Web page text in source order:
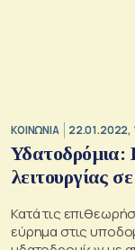
ΚΟΙΝΩΝΙΑ 22.01.2022,
Υδατοδρόμια:
λειτουργίας
Κατά τις
εύρημα στις